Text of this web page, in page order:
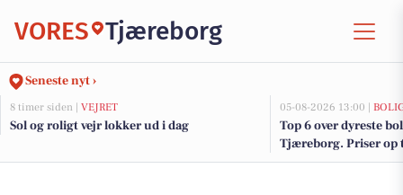
VORES Tjæreborg
Seneste nyt ›
8 timer siden | VEJRET
Sol og roligt vejr lokker ud i dag
05-08-2026 13:00 |
Top 6 over dyreste
Tjæreborg. Priser op